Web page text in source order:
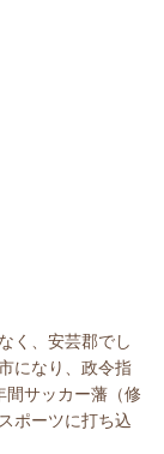
く、安芸郡でし
になり、政令指
間サッカー藩（修
ポーツに打ち込